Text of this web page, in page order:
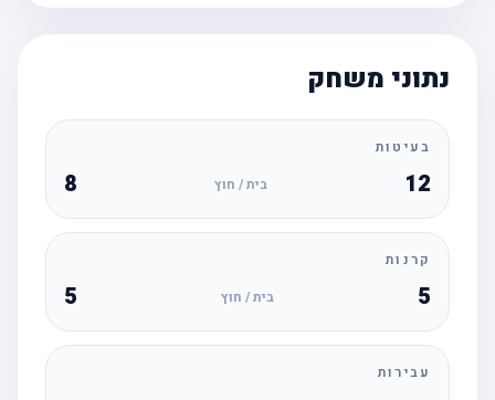
נתוני משחק
בעיטות
12 בית / חוץ
קרנות
בית / חוץ
עבירות